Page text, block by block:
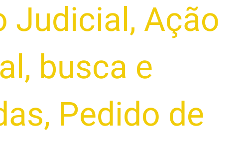
Judicial , Ação
, busca e
, Pedido de